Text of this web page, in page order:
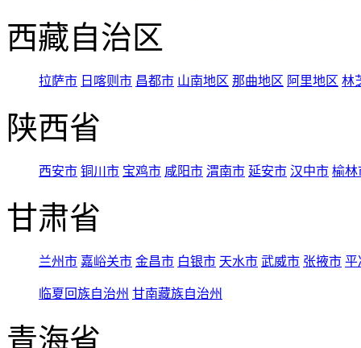
西藏自治区
拉萨市 日喀则市 昌都市 山南地区 那曲地区 阿里地区 林
陕西省
西安市 铜川市 宝鸡市 咸阳市 渭南市 延安市 汉中市 榆林
甘肃省
兰州市 嘉峪关市 金昌市 白银市 天水市 武威市 张掖市 平
临夏回族自治州 甘南藏族自治州
青海省